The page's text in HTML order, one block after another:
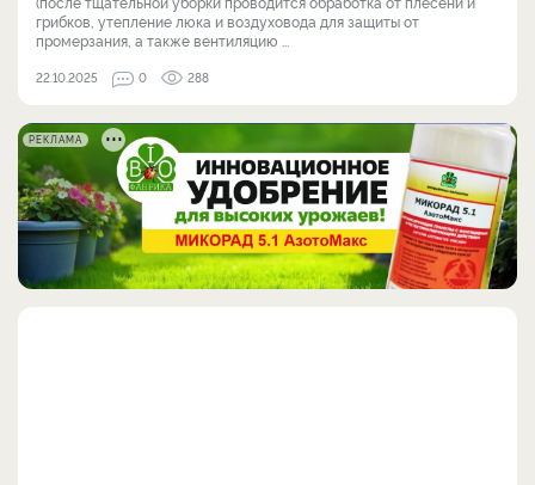
грибков, утепление люка и воздуховода для защиты от
промерзания, а также вентиляцию ...
22.10.2025 0 288
РЕКЛАМА